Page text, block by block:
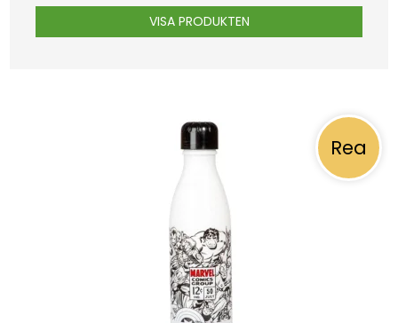
VISA PRODUKTEN
Rea